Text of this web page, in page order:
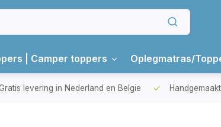
| Camper toppers Oplegmatras/
levering in Nederland en Belgie